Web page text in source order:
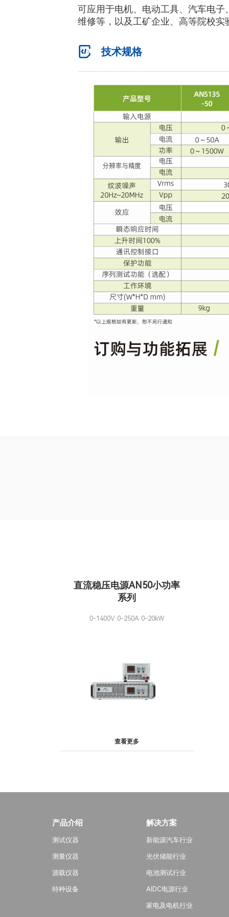
可应用于电机、电动工具、汽车电
维修等，以及工矿企业、高等院校实
技术规格
直流稳压电源AN50小功率
系列
0-1400V 0-250A 0-20kW
查看更多
产品介绍
测试仪器
测量仪器
源载仪器
特种设备
解决方案
新能源汽车行业
光伏储能行业
电池测试行业
AIDC电源行业
家电及电机行业